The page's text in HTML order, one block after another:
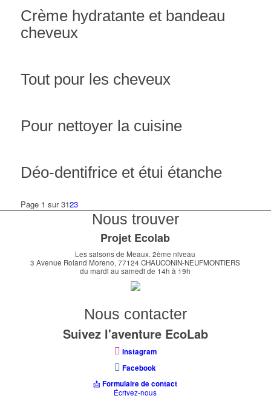
Crème hydratante et bandeau
cheveux
Tout pour les cheveux
Pour nettoyer la cuisine
Déo-dentifrice et étui étanche
Page 1 sur 3123
Nous trouver
Projet Ecolab
Les saisons de Meaux. 2ème niveau
3 Avenue Roland Moreno, 77124 CHAUCONIN-NEUFMONTIERS
du mardi au samedi de 14h à 19h
Nous contacter
Suivez l'aventure EcoLab
Instagram
Facebook
📩Formulaire de contact
Écrivez-nous